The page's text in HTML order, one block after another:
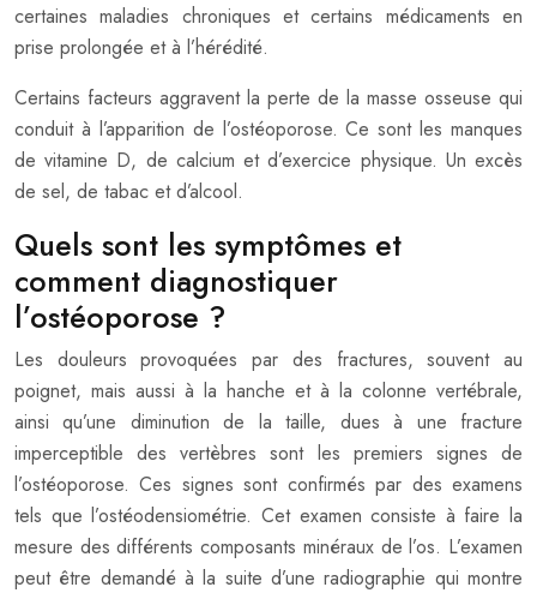
certaines maladies chroniques et certains médicaments en
prise prolongée et à l’hérédité.
Certains facteurs aggravent la perte de la masse osseuse qui
conduit à l’apparition de l’ostéoporose. Ce sont les manques
de vitamine D, de calcium et d’exercice physique. Un excès
de sel, de tabac et d’alcool.
Quels sont les symptômes et
comment diagnostiquer
l’ostéoporose ?
Les douleurs provoquées par des fractures, souvent au
poignet, mais aussi à la hanche et à la colonne vertébrale,
ainsi qu’une diminution de la taille, dues à une fracture
imperceptible des vertèbres sont les premiers signes de
l’ostéoporose. Ces signes sont confirmés par des examens
tels que l’ostéodensiométrie. Cet examen consiste à faire la
mesure des différents composants minéraux de l’os. L’examen
peut être demandé à la suite d’une radiographie qui montre